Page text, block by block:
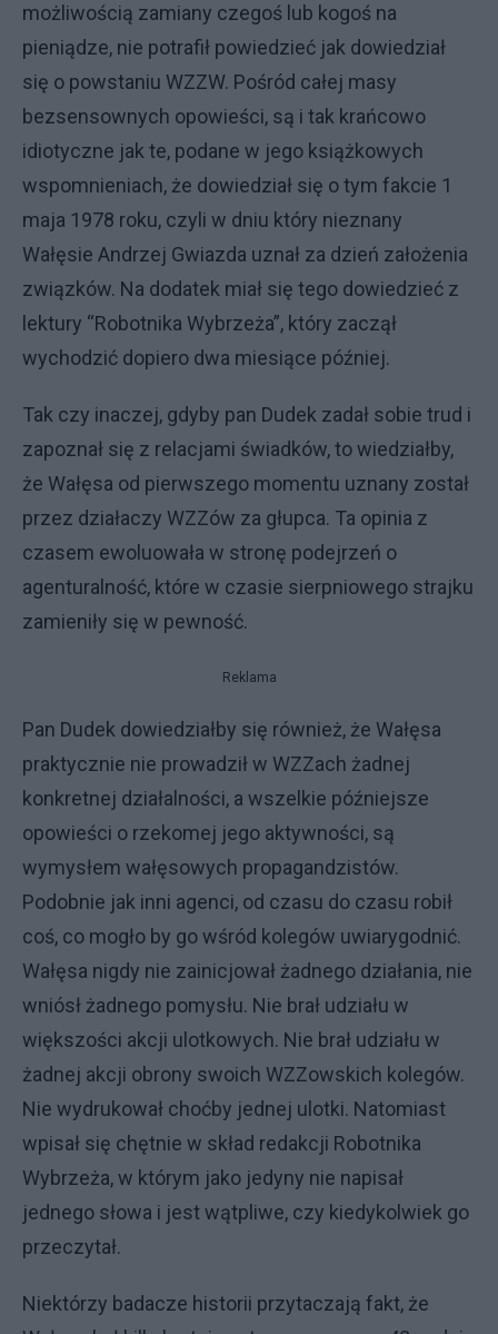
możliwością zamiany czegoś lub kogoś na
pieniądze, nie potrafił powiedzieć jak dowiedział
się o powstaniu WZZW. Pośród całej masy
bezsensownych opowieści, są i tak krańcowo
idiotyczne jak te, podane w jego książkowych
wspomnieniach, że dowiedział się o tym fakcie 1
maja 1978 roku, czyli w dniu który nieznany
Wałęsie Andrzej Gwiazda uznał za dzień założenia
związków. Na dodatek miał się tego dowiedzieć z
lektury “Robotnika Wybrzeża”, który zaczął
wychodzić dopiero dwa miesiące później.
Tak czy inaczej, gdyby pan Dudek zadał sobie trud i
zapoznał się z relacjami świadków, to wiedziałby,
że Wałęsa od pierwszego momentu uznany został
przez działaczy WZZów za głupca. Ta opinia z
czasem ewoluowała w stronę podejrzeń o
agenturalność, które w czasie sierpniowego strajku
zamieniły się w pewność.
Reklama
Pan Dudek dowiedziałby się również, że Wałęsa
praktycznie nie prowadził w WZZach żadnej
konkretnej działalności, a wszelkie późniejsze
opowieści o rzekomej jego aktywności, są
wymysłem wałęsowych propagandzistów.
Podobnie jak inni agenci, od czasu do czasu robił
coś, co mogło by go wśród kolegów uwiarygodnić.
Wałęsa nigdy nie zainicjował żadnego działania, nie
wniósł żadnego pomysłu. Nie brał udziału w
większości akcji ulotkowych. Nie brał udziału w
żadnej akcji obrony swoich WZZowskich kolegów.
Nie wydrukował choćby jednej ulotki. Natomiast
wpisał się chętnie w skład redakcji Robotnika
Wybrzeża, w którym jako jedyny nie napisał
jednego słowa i jest wątpliwe, czy kiedykolwiek go
przeczytał.
Niektórzy badacze historii przytaczają fakt, że